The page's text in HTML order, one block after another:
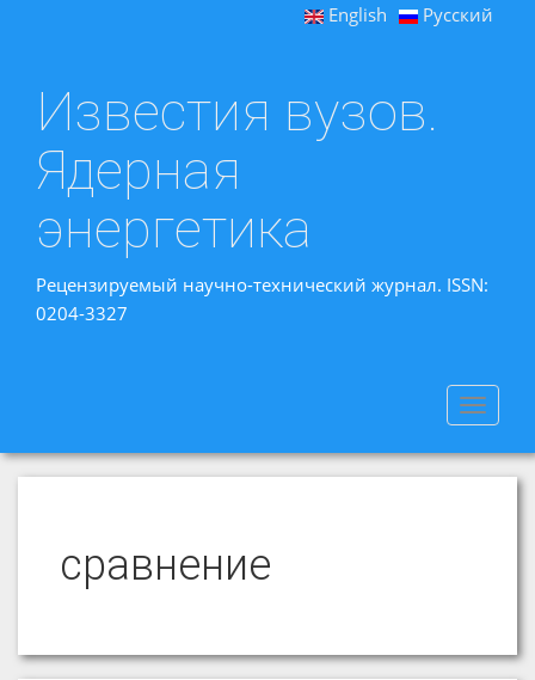
English Русский
Известия вузов.
Ядерная
энергетика
Рецензируемый научно-технический журнал. ISSN:
0204-3327
Toggle
сравнение